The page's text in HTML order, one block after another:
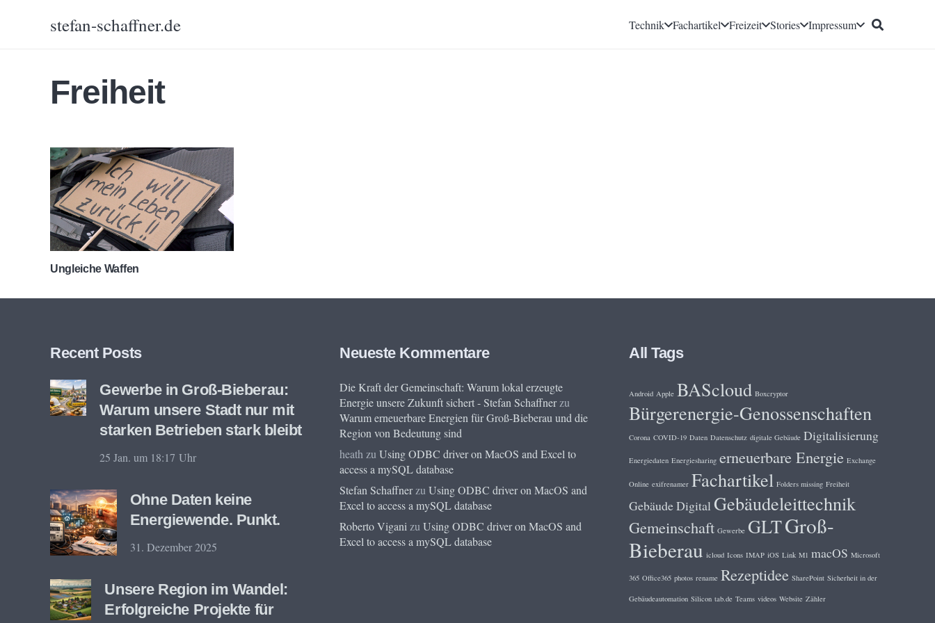
stefan-schaffner.de Technik Fachartikel Freizeit Stories Impressum
Freiheit
Ungleiche Waffen
Recent Posts
Gewerbe in Groß-Bieberau:
Warum unsere Stadt nur mit
starken Betrieben stark bleibt
25 Jan. um 18:17 Uhr
Ohne Daten keine
Energiewende. Punkt.
31. Dezember 2025
Unsere Region im Wandel:
Erfolgreiche Projekte für
Neueste Kommentare
Die Kraft der Gemeinschaft: Warum lokal erzeugte
Energie unsere Zukunft sichert - Stefan Schaffnerzu
Warum erneuerbare Energien für Groß-Bieberau und die
Region von Bedeutung sind
heath zu Using ODBC driver on MacOS and Excel to
access a mySQL database
Stefan Schaffnerzu Using ODBC driver on MacOS and
Excel to access a mySQL database
Roberto Vigani zu Using ODBC driver on MacOS and
Excel to access a mySQL database
All Tags
Android Apple BAScloud Boxcryptor
Bürgerenergie-Genossenschaften
Corona COVID-19 Daten Datenschutz digitale Gebäude Digitalisierung
Energiedaten Energiesharing erneuerbare Energie Exchange
Online exifrenamer Fachartikel Folders missing Freiheit
Gebäude Digital Gebäudeleittechnik
Gemeinschaft Gewerbe GLTGroß-
Bieberau icloud Icons IMAP iOS Link M1 macOS Microsoft
365 Office365 photos rename Rezeptidee SharePoint Sicherheit in der
Gebäudeautomation Silicon tab.de Teams videos Website Zähler